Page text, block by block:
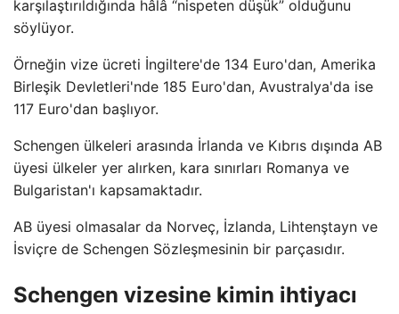
karşılaştırıldığında hâlâ “nispeten düşük” olduğunu
söylüyor.
Örneğin vize ücreti İngiltere'de 134 Euro'dan, Amerika
Birleşik Devletleri'nde 185 Euro'dan, Avustralya'da ise
117 Euro'dan başlıyor.
Schengen ülkeleri arasında İrlanda ve Kıbrıs dışında AB
üyesi ülkeler yer alırken, kara sınırları Romanya ve
Bulgaristan'ı kapsamaktadır.
AB üyesi olmasalar da Norveç, İzlanda, Lihtenştayn ve
İsviçre de Schengen Sözleşmesinin bir parçasıdır.
Schengen vizesine kimin ihtiyacı